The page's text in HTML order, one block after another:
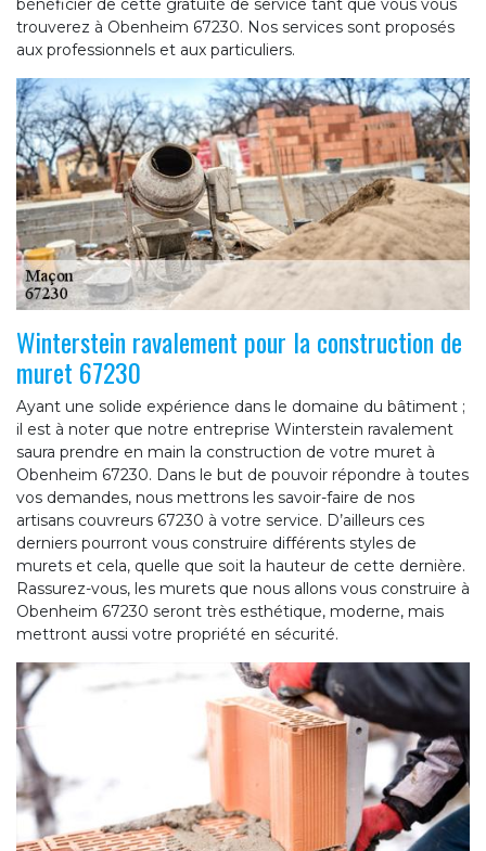
bénéficier de cette gratuité de service tant que vous vous
trouverez à Obenheim 67230. Nos services sont proposés
aux professionnels et aux particuliers.
Winterstein ravalement pour la construction de
muret 67230
Ayant une solide expérience dans le domaine du bâtiment ;
il est à noter que notre entreprise Winterstein ravalement
saura prendre en main la construction de votre muret à
Obenheim 67230. Dans le but de pouvoir répondre à toutes
vos demandes, nous mettrons les savoir-faire de nos
artisans couvreurs 67230 à votre service. D’ailleurs ces
derniers pourront vous construire différents styles de
murets et cela, quelle que soit la hauteur de cette dernière.
Rassurez-vous, les murets que nous allons vous construire à
Obenheim 67230 seront très esthétique, moderne, mais
mettront aussi votre propriété en sécurité.